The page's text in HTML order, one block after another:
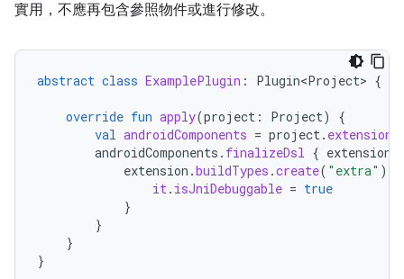
實用，不應再包含參照物件或進行修改。
abstract class ExamplePlugin : Plugin<Project> {
override fun apply(project : Project)
{
val androidComponents = project. extensions
androidComponents . finalizeDsl { extension
extension .buildTypes .create( "extra" ).
it. isJniDebuggable = true
}
}
}
}